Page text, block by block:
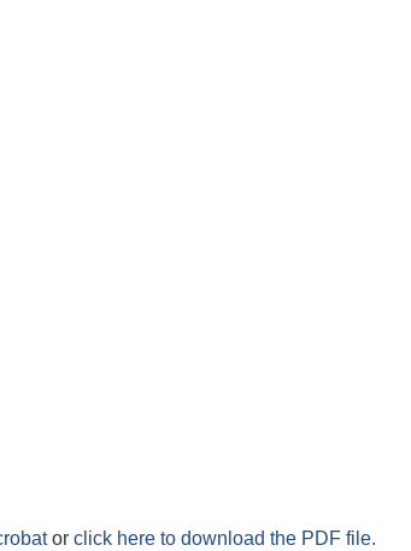
or click here to download the PDF file.